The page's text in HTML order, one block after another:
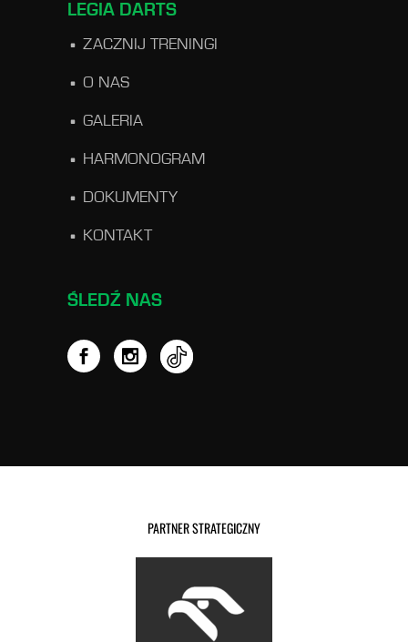
LEGIA DARTS
ZACZNIJ TRENINGI
O NAS
GALERIA
HARMONOGRAM
DOKUMENTY
KONTAKT
ŚLEDŹ NAS
PARTNER STRATEGICZNY